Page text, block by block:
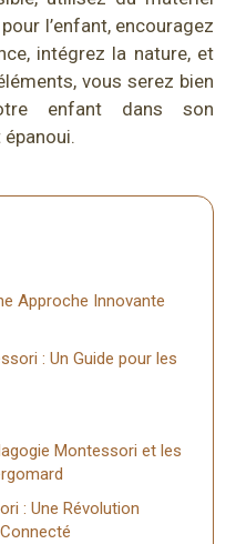
l’enfant, encouragez
intégrez la nature, et
vous serez bien
enfant dans son
Approche Innovante
: Un Guide pour les
Montessori et les
: Une Révolution